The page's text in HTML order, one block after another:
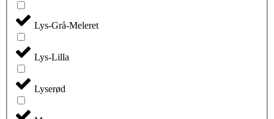
Lys-Grå-Meleret
Lys-Lilla
Lyserød